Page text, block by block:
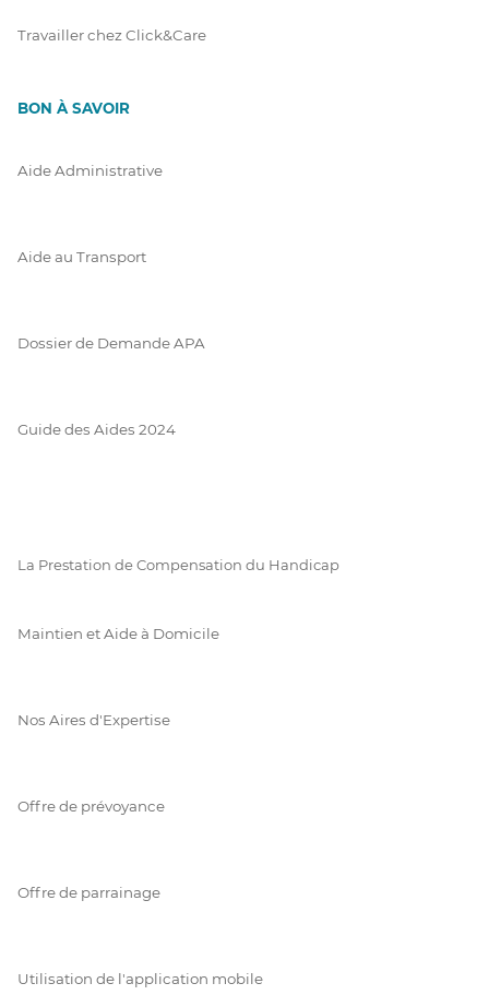
Travailler chez Click&Care
BON À SAVOIR
Aide Administrative
Aide au Transport
Dossier de Demande APA
Guide des Aides 2024
La Prestation de Compensation du Handicap
Maintien et Aide à Domicile
Nos Aires d'Expertise
Offre de prévoyance
Offre de parrainage
Utilisation de l'application mobile